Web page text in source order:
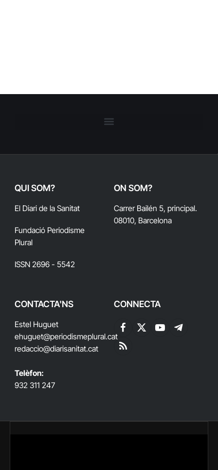
QUI SOM?
El Diari de la Sanitat
Fundació Periodisme
Plural
ISSN 2696 - 5542
ON SOM?
Carrer Bailén 5, principal.
08010, Barcelona
CONTACTA'NS
Estel Huguet
ehuguet@periodismeplural.cat
redaccio@diarisanitat.cat
Telèfon:
932 311 247
CONNECTA
Facebook
X
YouTubeTelegram
RSS